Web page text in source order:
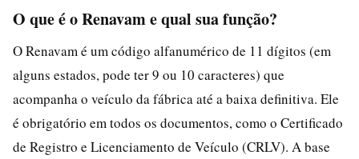
O que é o Renavam e qual sua função?
O Renavam é um código alfanumérico de 11 dígitos (em
alguns estados, pode ter 9 ou 10 caracteres) que
acompanha o veículo da fábrica até a baixa definitiva. Ele
é obrigatório em todos os documentos, como o Certificado
de Registro e Licenciamento de Veículo (CRLV). A base